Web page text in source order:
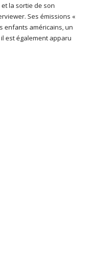
Deezer
PocketCasts
RSS
la sortie de son
Ses émissions «
enfants américains, un
il est également apparu